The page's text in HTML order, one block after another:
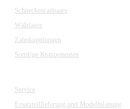
Schneckenradpaare
Wälzlager
Zahnkupplungen
Sonstige Komponenten
Service
Ersatzteillieferung und Modellplanung